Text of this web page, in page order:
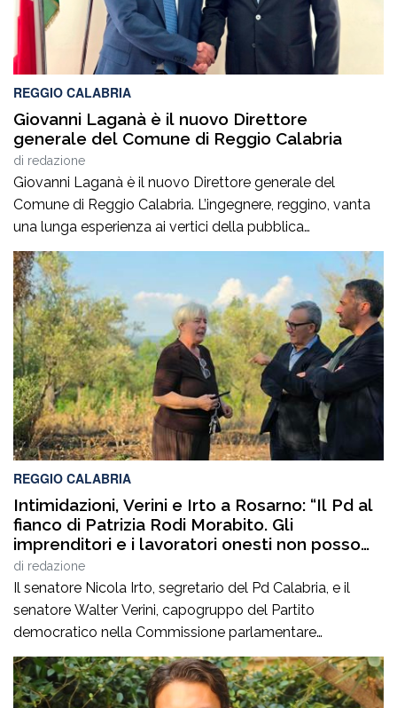
REGGIO CALABRIA
Giovanni Laganà è il nuovo Direttore
generale del Comune di Reggio Calabria
di redazione
Giovanni Laganà è il nuovo Direttore generale del
Comune di Reggio Calabria. L’ingegnere, reggino, vanta
una lunga esperienza ai vertici della pubblica
amministrazione e della gestione delle infrastrutture in
Calabria ed in Sicilia. È stato Vice Direttore regionale
Anas Sicilia, Capo Compartimento Anas Calabria,
Direttore generale della Regione Calabria e Direttore
generale della ItalConsult Spa, […]
REGGIO CALABRIA
Intimidazioni, Verini e Irto a Rosarno: “Il Pd al
fianco di Patrizia Rodi Morabito. Gli
imprenditori e i lavoratori onesti non posso
essere lasciati da soli”
di redazione
Il senatore Nicola Irto, segretario del Pd Calabria, e il
senatore Walter Verini, capogruppo del Partito
democratico nella Commissione parlamentare
Antimafia, hanno fatto visita a Patrizia Rodi Morabito,
imprenditrice agricola di Rosarno (Rc) la cui azienda è
stata più volte colpita da incendi, furti e danneggiamenti.